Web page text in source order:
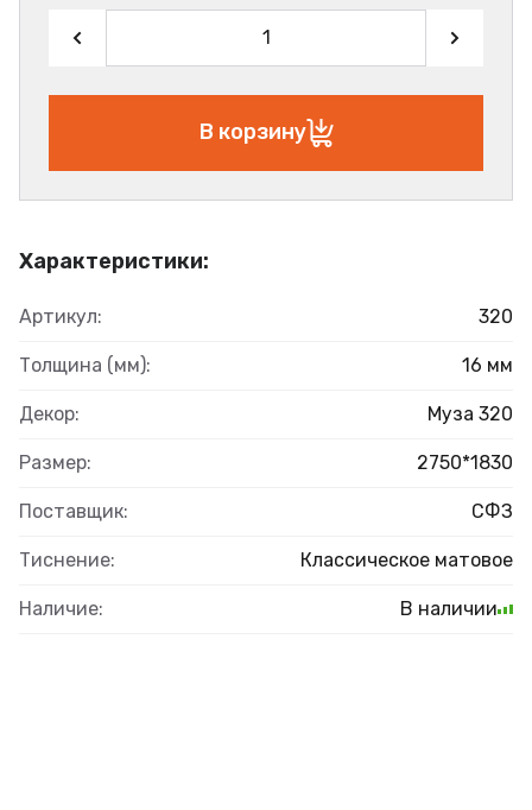
Характеристики:
Артикул: 320
Толщина (мм): 16 мм
Декор: Муза 320
Размер: 2750*1830
Поставщик: СФЗ
Тиснение: Классическое матовое
Наличие: В наличии
В корзину